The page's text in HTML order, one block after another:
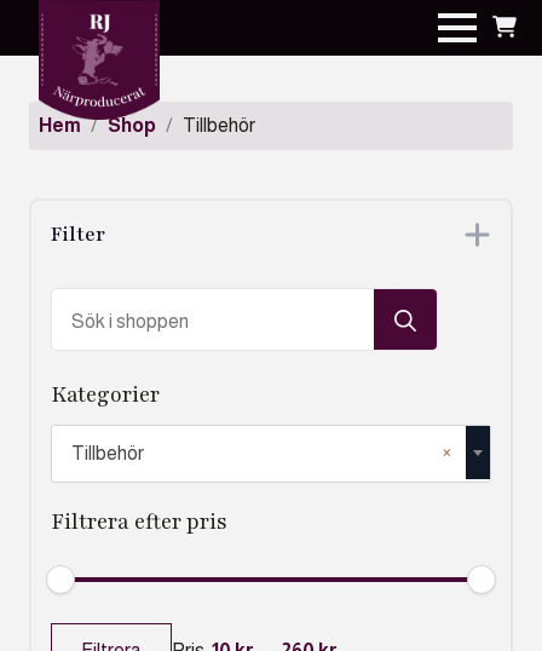
Hem Shop Tillbehör
Filter
Kategorier
×
Tillbehör
Filtrera efter pris
Min
Max